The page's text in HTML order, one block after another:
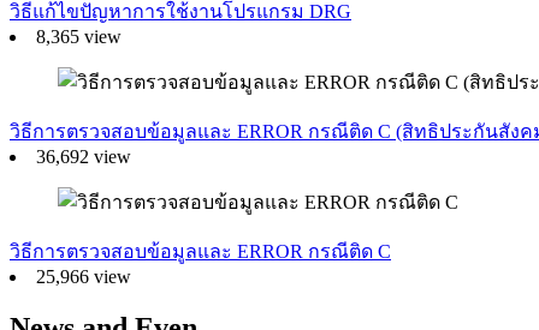
วิธีแก้ไขปัญหาการใช้งานโปรแกรม DRG
8,365 view
วิธีการตรวจสอบข้อมูลและ ERROR กรณีติด C (สิทธิประกันสังค
36,692 view
วิธีการตรวจสอบข้อมูลและ ERROR กรณีติด C
25,966 view